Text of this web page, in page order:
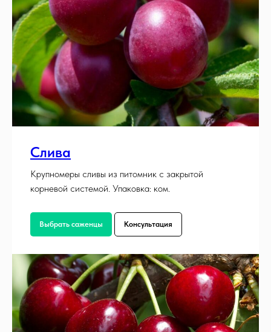
Слива
Крупномеры сливы из питомник с закрытой
корневой системой. Упаковка: ком.
Выбрать саженцы Консультация